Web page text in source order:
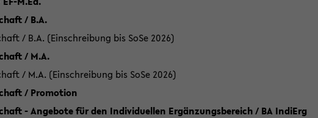
/ B.A.
/ B.A. (Einschreibung bis SoSe 2026)
/ M.A.
/ M.A. (Einschreibung bis SoSe 2026)
/ Promotion
- Angebote für den Individuellen Ergänzungsbereich / BA IndiErg